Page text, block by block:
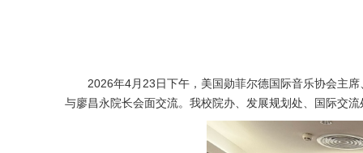
2026年4月23日下午，美国勋菲尔德国际音乐协会主
与廖昌永院长会面交流。我校院办、发展规划处、国际交